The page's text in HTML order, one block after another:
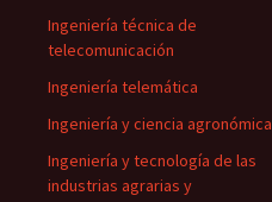
Ingeniería técnica de
telecomunicación
Ingeniería telemática
Ingeniería y ciencia agronómica
Ingeniería y tecnología de las
industrias agrarias y